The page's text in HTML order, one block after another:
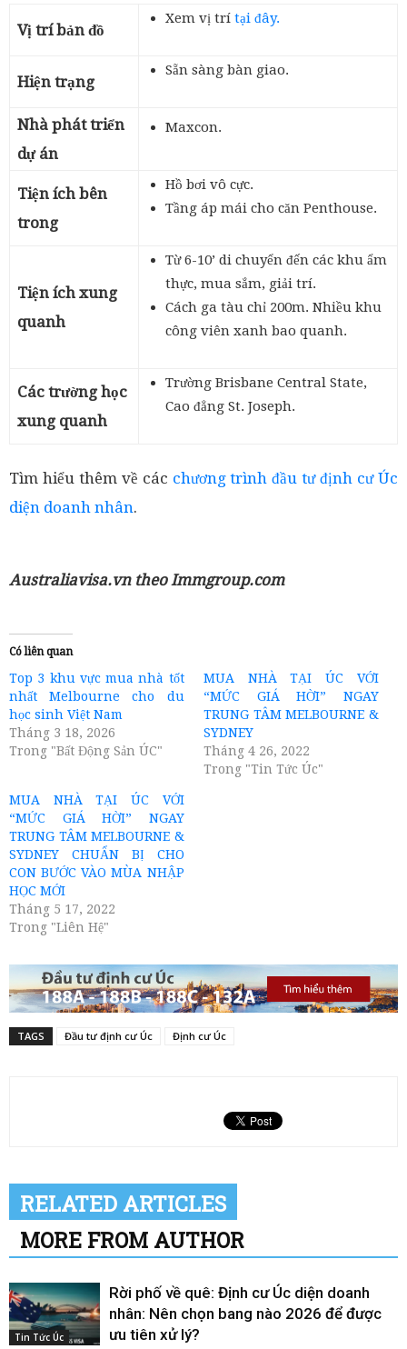
Vị trí bản đồ
Xem vị trí tại đây.
Hiện trạng
Sẵn sàng bàn giao.
Nhà phát triển
dự án
Maxcon.
Tiện ích bên
trong
Hồ bơi vô cực.
Tầng áp mái cho căn Penthouse.
Tiện ích xung
quanh
Từ 6-10’ di chuyển đến các khu ẩm
thực, mua sắm, giải trí.
Cách ga tàu chỉ 200m. Nhiều khu
công viên xanh bao quanh.
Các trường học
xung quanh
Trường Brisbane Central State,
Cao đẳng St. Joseph.
Tìm hiểu thêm về các chương trình đầu tư định cư Úc
diện doanh nhân.
Australiavisa.vn theo Immgroup.com
Có liên quan
Top 3 khu vực mua nhà tốt
nhất Melbourne cho du
học sinh Việt Nam
Tháng 3 18, 2026
Trong "Bất Động Sản ÚC"
MUA NHÀ TẠI ÚC VỚI
“MỨC GIÁ HỜI” NGAY
TRUNG TÂM MELBOURNE &
SYDNEY
Tháng 4 26, 2022
Trong "Tin Tức Úc"
MUA NHÀ TẠI ÚC VỚI
“MỨC GIÁ HỜI” NGAY
TRUNG TÂM MELBOURNE &
SYDNEY CHUẨN BỊ CHO
CON BƯỚC VÀO MÙA NHẬP
HỌC MỚI
Tháng 5 17, 2022
Trong "Liên Hệ"
TAGS Đầu tư định cư Úc Định cư Úc
RELATED ARTICLES
MORE FROM AUTHOR
Tin Tức Úc
Rời phố về quê: Định cư Úc diện doanh
nhân: Nên chọn bang nào 2026 để được
ưu tiên xử lý?